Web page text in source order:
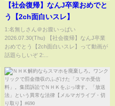
【社会復帰】なんJ卒業おめでと
う【2ch面白いスレ】
1:名無しさん＠お腹いっぱい
2026.07.30(Thu) 【社会復帰】なんJ卒業
おめでとう【2ch面白いスレ】って動画が
話題らしいぞ 2:...